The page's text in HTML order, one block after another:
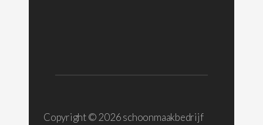
Copyright © 2026 schoonmaakbedrijf